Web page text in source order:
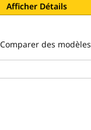
Afficher Détails
Comparer des modèles